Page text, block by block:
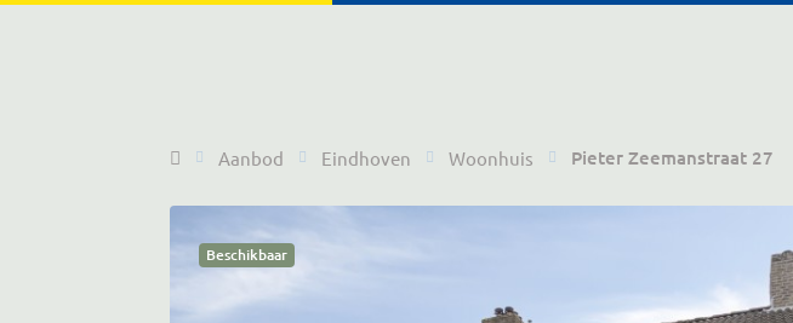
HomeAanbod Eindhoven Woonhuis Pieter Zeemanstraat 27
Beschikbaar